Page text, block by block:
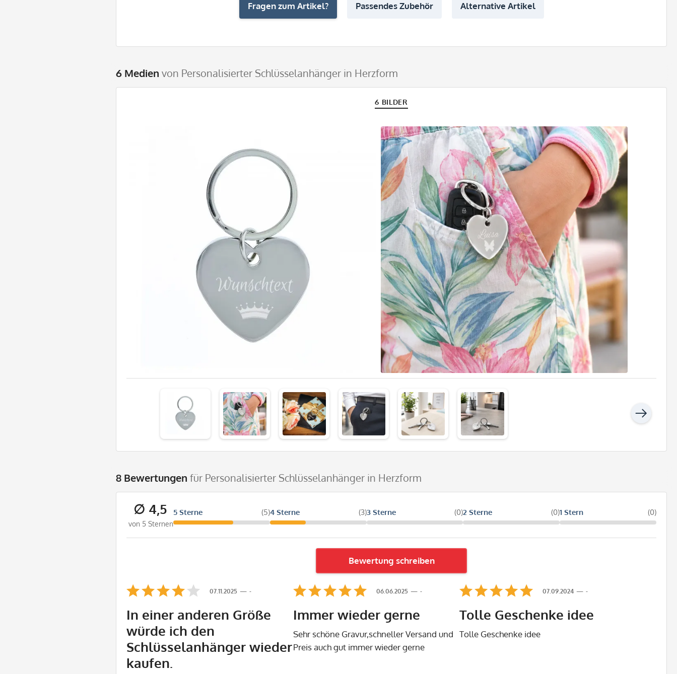
Fragen zum Artikel? Passendes Zubehör Alternative Artikel
6 Medien von Personalisierter Schlüsselanhänger in Herzform
6 BILDER
8 Bewertungen für Personalisierter Schlüsselanhänger in Herzform
∅ 4,5
von 5 Sternen
5 Sterne (5)4 Sterne (3)3 Sterne (0)2 Sterne (0)1 Stern (0)
Bewertung schreiben
-
07.11.2025
In einer anderen Größe
würde ich den
Schlüsselanhänger wieder
kaufen.
-
06.06.2025
Immer wieder gerne
Sehr schöne Gravur,schneller Versand und
Preis auch gut immer wieder gerne
-
07.09.2024
Tolle Geschenke idee
Tolle Geschenke idee